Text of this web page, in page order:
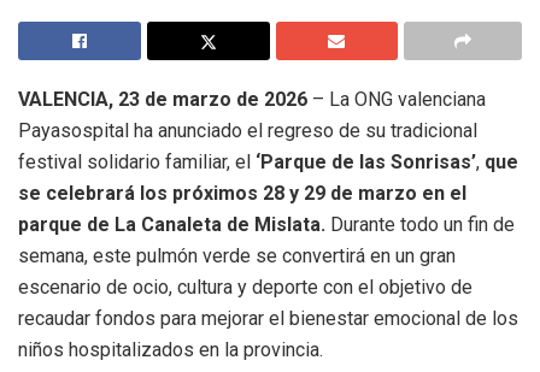
VALENCIA, 23 de marzo de 2026 – La ONG valenciana
Payasospital ha anunciado el regreso de su tradicional
festival solidario familiar, el ‘Parque de las Sonrisas’, que
se celebrará los próximos 28 y 29 de marzo en el
parque de La Canaleta de Mislata. Durante todo un fin de
semana, este pulmón verde se convertirá en un gran
escenario de ocio, cultura y deporte con el objetivo de
recaudar fondos para mejorar el bienestar emocional de los
niños hospitalizados en la provincia.